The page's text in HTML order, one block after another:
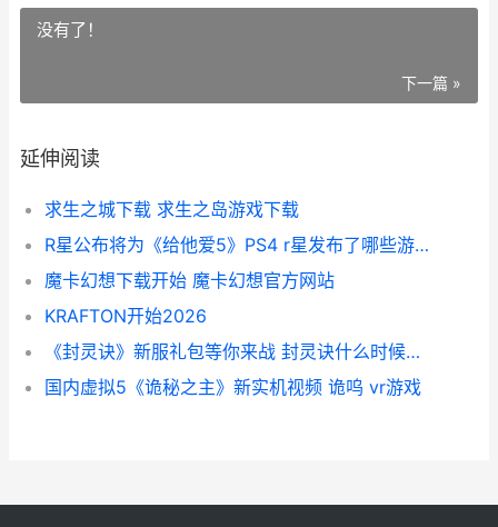
没有了！
下一篇 »
延伸阅读
求生之城下载 求生之岛游戏下载
R星公布将为《给他爱5》PS4 r星发布了哪些游戏?
魔卡幻想下载开始 魔卡幻想官方网站
KRAFTON开始2026
《封灵诀》新服礼包等你来战 封灵诀什么时候开新区
国内虚拟5《诡秘之主》新实机视频 诡呜 vr游戏